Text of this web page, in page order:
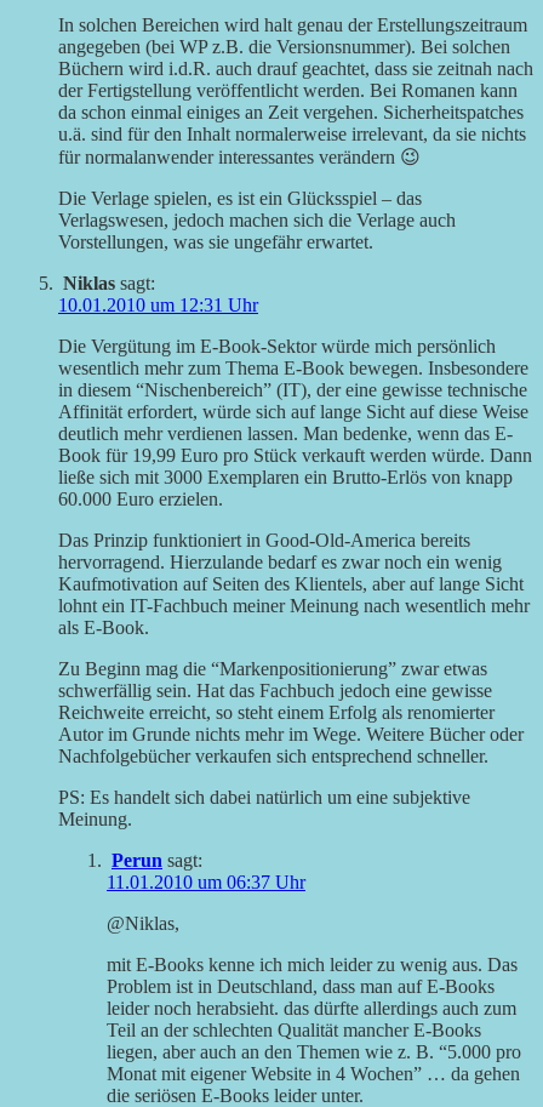
In solchen Bereichen wird halt genau der Erstellungszeitraum
angegeben (bei WP z.B. die Versionsnummer). Bei solchen
Büchern wird i.d.R. auch drauf geachtet, dass sie zeitnah nach
der Fertigstellung veröffentlicht werden. Bei Romanen kann
da schon einmal einiges an Zeit vergehen. Sicherheitspatches
u.ä. sind für den Inhalt normalerweise irrelevant, da sie nichts
für normalanwender interessantes verändern 😉
Die Verlage spielen, es ist ein Glücksspiel – das
Verlagswesen, jedoch machen sich die Verlage auch
Vorstellungen, was sie ungefähr erwartet.
Niklas sagt:
10.01.2010 um 12:31 Uhr
Die Vergütung im E-Book-Sektor würde mich persönlich
wesentlich mehr zum Thema E-Book bewegen. Insbesondere
in diesem “Nischenbereich” (IT), der eine gewisse technische
Affinität erfordert, würde sich auf lange Sicht auf diese Weise
deutlich mehr verdienen lassen. Man bedenke, wenn das E-
Book für 19,99 Euro pro Stück verkauft werden würde. Dann
ließe sich mit 3000 Exemplaren ein Brutto-Erlös von knapp
60.000 Euro erzielen.
Das Prinzip funktioniert in Good-Old-America bereits
hervorragend. Hierzulande bedarf es zwar noch ein wenig
Kaufmotivation auf Seiten des Klientels, aber auf lange Sicht
lohnt ein IT-Fachbuch meiner Meinung nach wesentlich mehr
als E-Book.
Zu Beginn mag die “Markenpositionierung” zwar etwas
schwerfällig sein. Hat das Fachbuch jedoch eine gewisse
Reichweite erreicht, so steht einem Erfolg als renomierter
Autor im Grunde nichts mehr im Wege. Weitere Bücher oder
Nachfolgebücher verkaufen sich entsprechend schneller.
PS: Es handelt sich dabei natürlich um eine subjektive
Meinung.
Perun sagt:
11.01.2010 um 06:37 Uhr
@Niklas,
mit E-Books kenne ich mich leider zu wenig aus. Das
Problem ist in Deutschland, dass man auf E-Books
leider noch herabsieht. das dürfte allerdings auch zum
Teil an der schlechten Qualität mancher E-Books
liegen, aber auch an den Themen wie z. B. “5.000 pro
Monat mit eigener Website in 4 Wochen” … da gehen
die seriösen E-Books leider unter.